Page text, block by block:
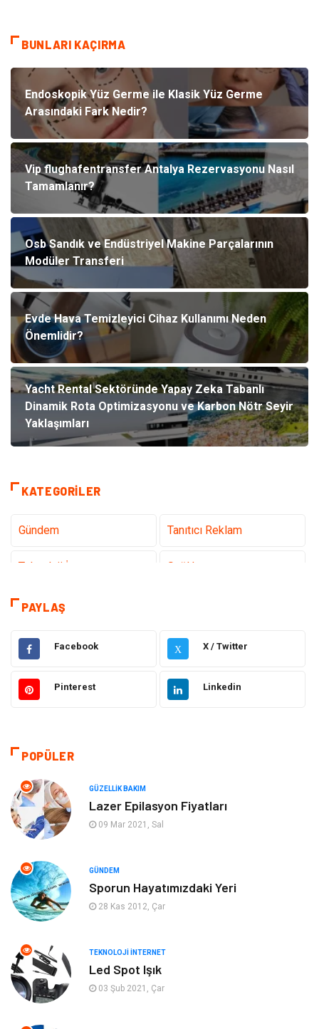
BUNLARI KAÇIRMA
Endoskopik Yüz Germe ile Klasik Yüz Germe
Arasındaki Fark Nedir?
Vip flughafentransfer Antalya Rezervasyonu Nasıl
Tamamlanır?
Osb Sandık ve Endüstriyel Makine Parçalarının
Modüler Transferi
Evde Hava Temizleyici Cihaz Kullanımı Neden
Önemlidir?
Yacht Rental Sektöründe Yapay Zeka Tabanlı
Dinamik Rota Optimizasyonu ve Karbon Nötr Seyir
Yaklaşımları
KATEGORILER
Gündem Tanıtıcı Reklam
Teknoloji İnternet Sağlık
Hukuk
Dekorasyon Giyim
Otomotiv Güzellik Bakım
Makine
Gıda
Keyif Hobi
Organizasyon Moda
Bilgisayar & Yazılım
Müzik
PAYLAŞ
Facebook X X / Twitter
Pinterest Linkedin
POPÜLER
GÜZELLIK BAKIM
Lazer Epilasyon Fiyatları
09 Mar 2021, Sal
GÜNDEM
Sporun Hayatımızdaki Yeri
28 Kas 2012, Çar
TEKNOLOJI İNTERNET
Led Spot Işık
03 Şub 2021, Çar